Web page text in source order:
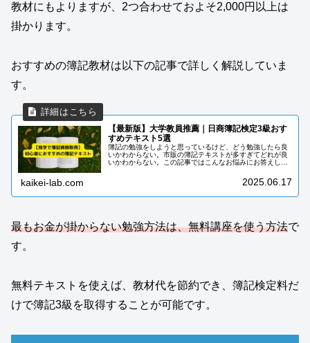
教材にもよりますが、2つ合わせておよそ2,000円以上は
掛かります。
おすすめの簿記教材は以下の記事で詳しく解説していま
す。
【最新版】大学教員推薦｜日商簿記検定3級おす
すめテキスト5選
簿記の勉強をしようと思っているけど、どう勉強したら良
いかわからない。市販の簿記テキストが多すぎてどれが良
いかわからない。この記事ではこんなお悩みにお答えしま
kaikei-lab.com 2025.06.17
最もお金が掛からない勉強方法は、無料講座を使う方法で
す。
無料テキストを使えば、教材代を節約でき、簿記検定料だ
けで簿記3級を取得することが可能です。